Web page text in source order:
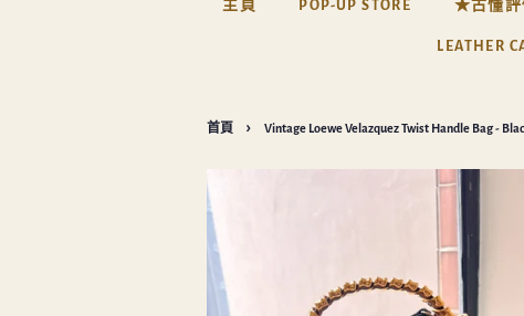
主頁 POP-UP STORE ★古懂
LEATHER
首頁 › Vintage Loewe Velazquez Twist Handle Bag -